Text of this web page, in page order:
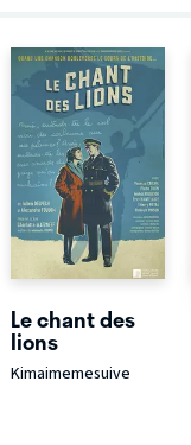
Le chant des
lions
Kimaimemesuive